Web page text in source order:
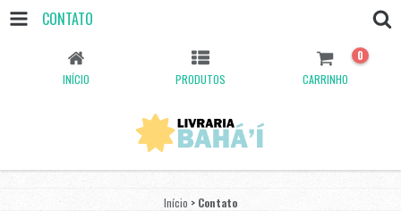
CONTATO
INÍCIO PRODUTOS CARRINHO
0
Início > Contato